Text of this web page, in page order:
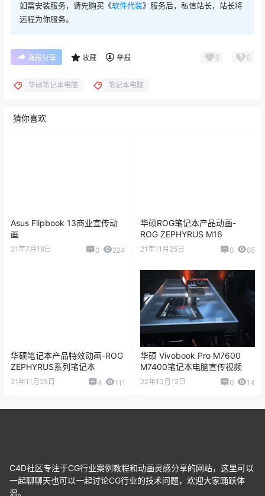
如需安装服务，请先购买《软件代装》服务后，私信站长，站长将
远程为你服务。
海报分享 收藏 举报 0 0
华硕笔记本电脑 笔记本电脑
猜你喜欢
Asus Flipbook 13商业宣传动
画
21年7月19日 0 224
华硕ROG笔记本产品动画-
ROG ZEPHYRUS M16
21年11月25日 0 85
华硕笔记本产品特效动画-ROG
ZEPHYRUS系列笔记本
21年11月25日 4 111
华硕 Vivobook Pro M7600
M7400笔记本电脑宣传视频
22年10月12日 0 14
C4D社区专注于CG行业案例教程和动画灵感分享的网站，这里可以
一起聊聊天也可以一起讨论CG行业的技术问题，欢迎大家踊跃体
温。